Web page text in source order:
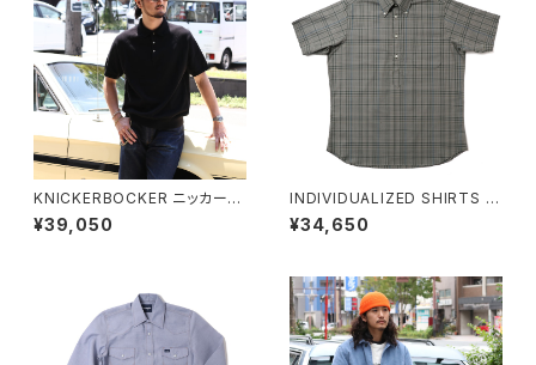
KNICKERBOCKER ニッカーボ
ッカー Madison Cotton Polo
マディソンコットンポロ ポロシャ
¥39,050
INDIVIDUALIZED SHIRTS イ
ンディビジュアライズドシャツ B
ASIL ポップオーバーシャツ プ
¥34,650